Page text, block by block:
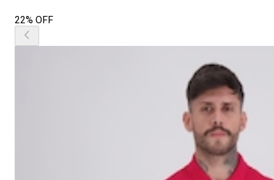
22% OFF